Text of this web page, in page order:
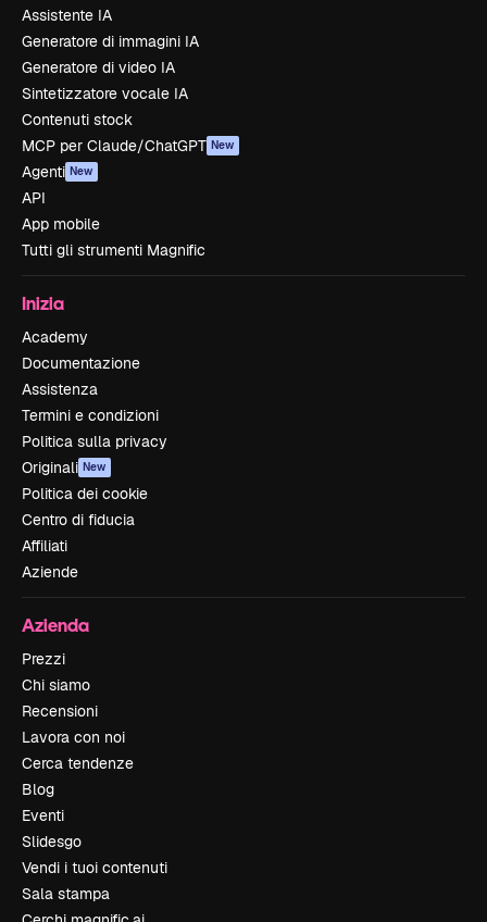
Assistente IA
Generatore di immagini IA
Generatore di video IA
Sintetizzatore vocale IA
Contenuti stock
MCP per Claude/ChatGPT New
Agenti New
API
App mobile
Tutti gli strumenti Magnific
Inizia
Academy
Documentazione
Assistenza
Termini e condizioni
Politica sulla privacy
Originali New
Politica dei cookie
Centro di fiducia
Affiliati
Aziende
Azienda
Prezzi
Chi siamo
Recensioni
Lavora con noi
Cerca tendenze
Blog
Eventi
Slidesgo
Vendi i tuoi contenuti
Sala stampa